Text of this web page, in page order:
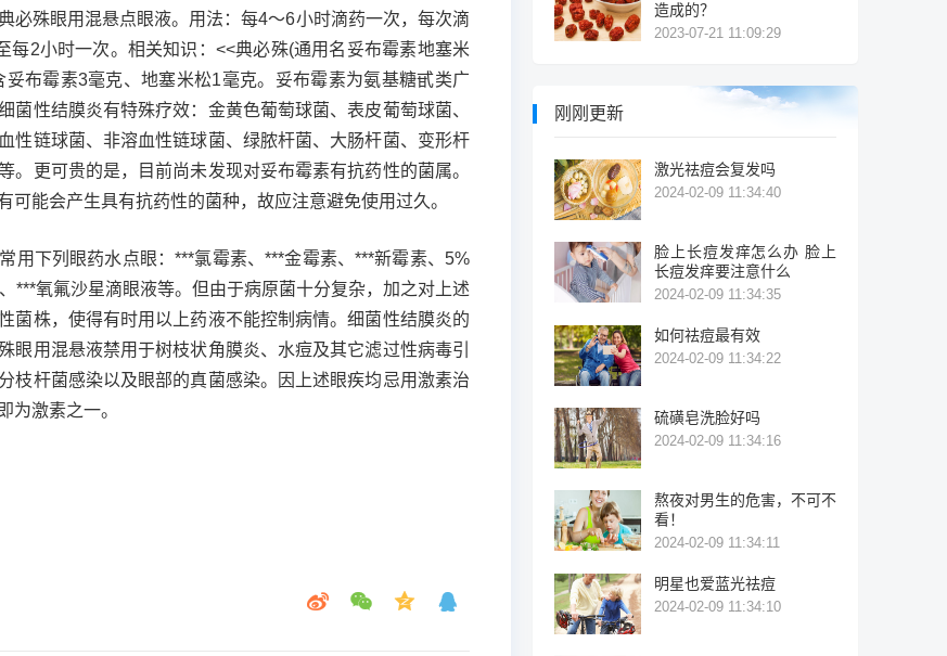
殊眼用混悬点眼液。用法：每4～6小时滴药一次，每次滴
每2小时一次。相关知识：<<典必殊(通用名妥布霉素地塞米
布霉素3毫克、地塞米松1毫克。妥布霉素为氨基糖甙类广
菌性结膜炎有特殊疗效：金黄色葡萄球菌、表皮葡萄球菌、
性链球菌、非溶血性链球菌、绿脓杆菌、大肠杆菌、变形杆
。更可贵的是，目前尚未发现对妥布霉素有抗药性的菌属。
可能会产生具有抗药性的菌种，故应注意避免使用过久。
用下列眼药水点眼：***氯霉素、***金霉素、***新霉素、5%
***氧氟沙星滴眼液等。但由于病原菌十分复杂，加之对上述
菌株，使得有时用以上药液不能控制病情。细菌性结膜炎的
眼用混悬液禁用于树枝状角膜炎、水痘及其它滤过性病毒引
枝杆菌感染以及眼部的真菌感染。因上述眼疾均忌用激素治
为激素之一。
造成的？
2023-07-21 11:09:29
刚刚更新
激光祛痘会复发吗
2024-02-09 11:34:40
脸上长痘发痒怎么办 脸上
长痘发痒要注意什么
2024-02-09 11:34:35
如何祛痘最有效
2024-02-09 11:34:22
硫磺皂洗脸好吗
2024-02-09 11:34:16
熬夜对男生的危害，不可不
看！
2024-02-09 11:34:11
明星也爱蓝光祛痘
2024-02-09 11:34:10